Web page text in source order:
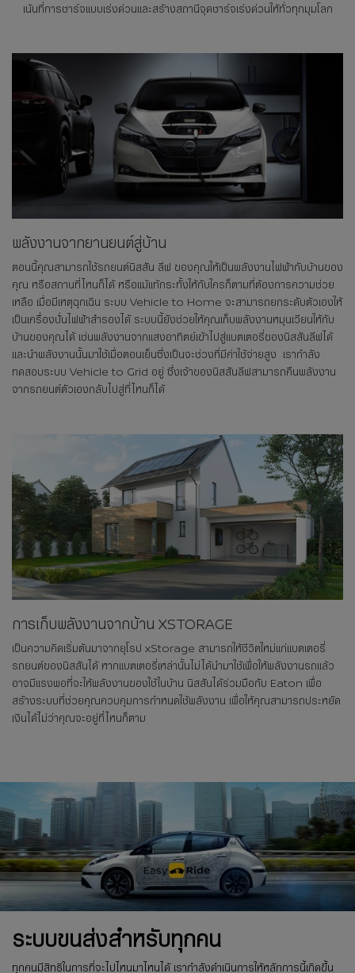
เน้นที่การชาร์จแบบเร่งด่วนและสร้างสถานีจุดชาร์จเร่งด่วนให้ทั่วทุกมุมโลก
พลังงานจากยานยนต์สู่บ้าน
ตอนนี้คุณสามารถใช้รถยนต์นิสสัน ลีฟ ของคุณให้เป็นพลังงานไฟฟ้ากับบ้านของ
คุณ หรือสถานที่ไหนก็ได้ หรือแม้แท้กระทั้งให้กับใครก็ตามที่ต้องการความช่วย
เหลือ เมื่อมีเหตุฉุกเฉิน ระบบ Vehicle to Home จะสามารถยกระดับตัวเองให้
เป็นเครื่องปั่นไฟฟ้าสำรองได้ ระบบนี้ยังช่วยให้คุณเก็บพลังงานหมุนเวียนให้กับ
บ้านของคุณได้ เช่นพลังงานจากแสงอาทิตย์เข้าไปสู่แบตเตอรี่ของนิสสันลีฟได้
และนำพลังงานนั้นมาใช้เมื่อตอนเย็นซึ่งเป็นจะช่วงที่มีค่าใช้จ่ายสูง เรากำลัง
ทดสอบระบบ Vehicle to Grid อยู่ ซึ่งเจ้าของนิสสันลีฟสามารถคืนพลังงาน
จากรถยนต์ตัวเองกลับไปสู่ที่ไหนก็ได้
การเก็บพลังงานจากบ้าน XSTORAGE
เป็นความคิดเริ่มต้นมาจากยุโรป xStorage สามารถให้ชีวิตใหม่แก่แบตเตอรี่
รถยนต์ของนิสสันได้ หากแบตเตอรี่เหล่านั้นไม่ได้นำมาใช้เพื่อให้พลังงานรถแล้ว
อาจมีแรงพอที่จะให้พลังงานของใช้ในบ้าน นิสสันได้ร่วมมือกับ Eaton เพื่อ
สร้างระบบที่ช่วยคุณควบคุมการกำหนดใช้พลังงาน เพื่อให้คุณสามารถประหยัด
เงินได้ไม่ว่าคุณจะอยู่ที่ไหนก็ตาม
ระบบขนส่งสำหรับทุกคน
ทุกคนมีสิทธิในการที่จะไปไหนมาไหนได้ เรากำลังดำเนินการให้หลักการนี้เกิดขึ้น